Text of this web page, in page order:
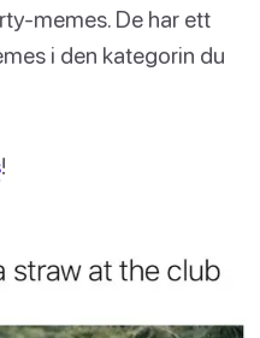
memes. De har ett
i den kategorin du
!